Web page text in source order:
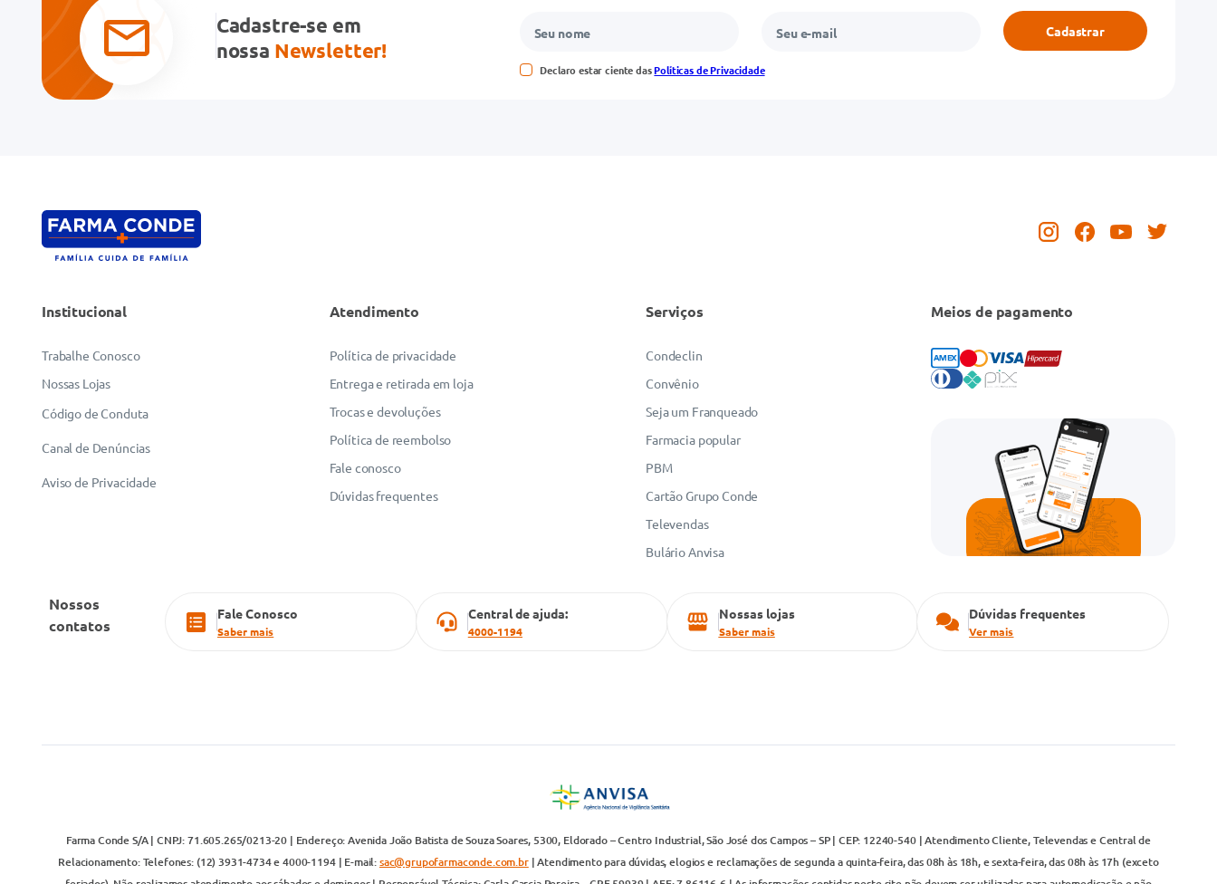
★★★
Seu nome
Cadastre-se em
nossa Newsletter!
Declaro estar ciente dasPolíticas de Privacidade
Cadastrar
Institucional
Trabalhe Conosco
Nossas Lojas
Código de Conduta
Canal de Denúncias
Aviso de Privacidade
Atendimento
Política de privacidade
Entrega e retirada em loja
Trocas e devoluções
Política de reembolso
Fale conosco
Dúvidas frequentes
Serviços
Condeclin
Convênio
Seja um Franqueado
Farmacia popular
PBM
Cartão Grupo Conde
Televendas
Bulário Anvisa
Meios de pagamento
Nossos
contatos
Fale Conosco
Saber mais
Central de ajuda:
4000-1194
Nossas lojas
Saber mais
Dúvidas frequentes
Ver mais
Farma Conde S/A | CNPJ: 71.605.265/0213-20 | Endereço: Avenida João Batista de Souza Soares, 5300, Eldorado – Centro Industrial, São José dos Campos – SP | CEP: 12240-540 | Atendimento Cliente, Televendas e Central de
Relacionamento: Telefones: (12) 3931-4734 e 4000-1194 | E-mail:sac@grupofarmaconde.com.br| Atendimento para dúvidas, elogios e reclamações de segunda a quinta-feira, das 08h às 18h, e sexta-feira, das 08h às 17h (exceto